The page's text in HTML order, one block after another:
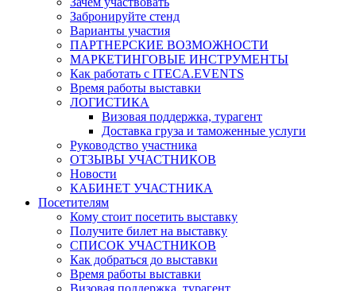
Забронируйте стенд
Варианты участия
ПАРТНЕРСКИЕ ВОЗМОЖНОСТИ
МАРКЕТИНГОВЫЕ ИНСТРУМЕНТЫ
Как работать с ITECA.EVENTS
Время работы выставки
ЛОГИСТИКА
Визовая поддержка, турагент
Доставка груза и таможенные услуги
Руководство участника
ОТЗЫВЫ УЧАСТНИКОВ
Новости
КАБИНЕТ УЧАСТНИКА
Посетителям
Кому стоит посетить выставку
Получите билет на выставку
СПИСОК УЧАСТНИКОВ
Как добраться до выставки
Время работы выставки
Визовая поддержка, турагент